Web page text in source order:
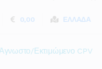
0,00 ΕΛΛΑΔΑ
Εκτιμώμενο CPV